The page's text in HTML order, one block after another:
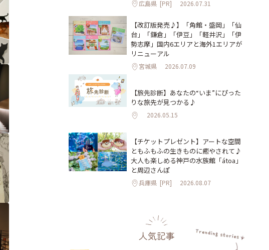
広島県 [PR] 2026.07.31
【改訂版発売♪】「角館・盛岡」「仙
台」「鎌倉」「伊豆」「軽井沢」「伊
勢志摩」国内6エリアと海外1エリアが
リニューアル
宮城県 2026.07.09
【旅先診断】あなたの“いま”にぴった
りな旅先が見つかる♪
2026.05.15
【チケットプレゼント】アートな空間
ともふもふの生きものに癒やされて♪
大人も楽しめる神戸の水族館「átoa」
と周辺さんぽ
兵庫県 [PR] 2026.08.07
人気記事